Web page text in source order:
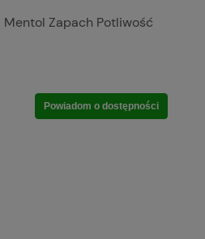
Mentol Zapach Potliwość
Powiadom o dostępności